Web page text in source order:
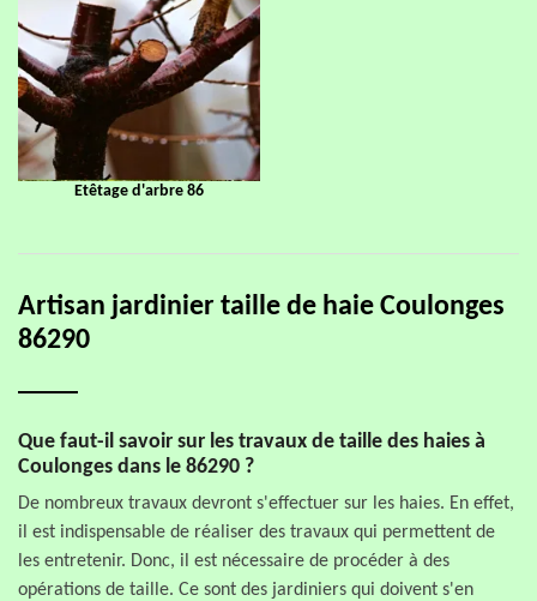
Etêtage d'arbre 86
Artisan jardinier taille de haie Coulonges
86290
Que faut-il savoir sur les travaux de taille des haies à
Coulonges dans le 86290 ?
De nombreux travaux devront s'effectuer sur les haies. En effet,
il est indispensable de réaliser des travaux qui permettent de
les entretenir. Donc, il est nécessaire de procéder à des
opérations de taille. Ce sont des jardiniers qui doivent s'en